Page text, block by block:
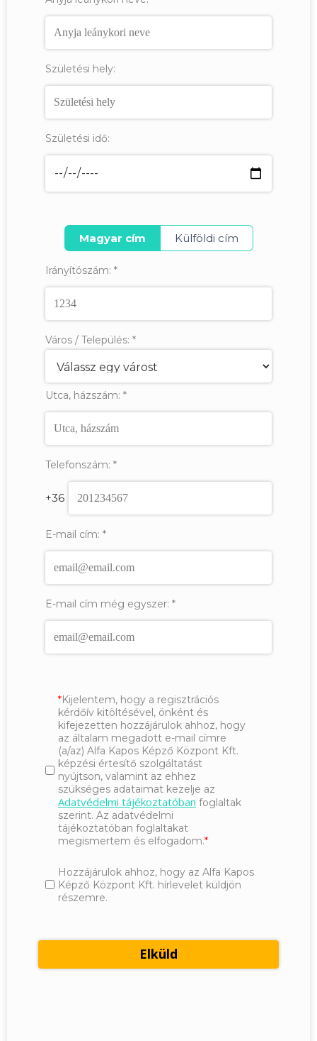
Születési hely:
Születési idő:
Magyar cím Külföldi cím
Irányítószám: *
Város / Település: *
Utca, házszám: *
Telefonszám: *
+36
E-mail cím: *
E-mail cím még egyszer: *
Kijelentem, hogy a regisztrációs
kérdőív kitöltésével, önként és
kifejezetten hozzájárulok ahhoz, hogy
az általam megadott e-mail címre
(a/az) Alfa Kapos Képző Központ Kft.
képzési értesítő szolgáltatást
nyújtson, valamint az ehhez
szükséges adataimat kezelje az
Adatvédelmi tájékoztatóban foglaltak
szerint. Az adatvédelmi
tájékoztatóban foglaltakat
megismertem és elfogadom.
Hozzájárulok ahhoz, hogy az Alfa Kapos
Képző Központ Kft. hírlevelet küldjön
részemre.